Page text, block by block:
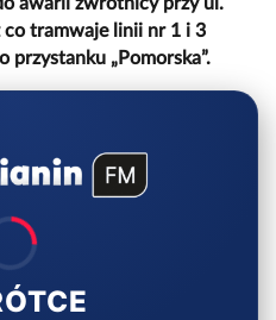
co tramwaje linii nr 1 i 3
przystanku „Pomorska”.